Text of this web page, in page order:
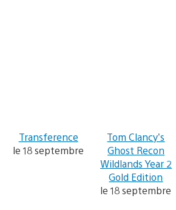
Transference
le 18 septembre
Tom Clancy’s
Ghost Recon
Wildlands Year 2
Gold Edition
le 18 septembre